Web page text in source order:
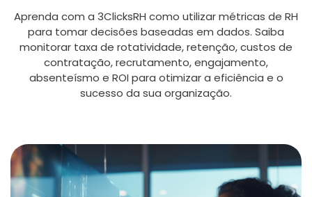
Aprenda com a 3ClicksRH como utilizar métricas de RH
para tomar decisões baseadas em dados. Saiba
monitorar taxa de rotatividade, retenção, custos de
contratação, recrutamento, engajamento,
absenteísmo e ROI para otimizar a eficiência e o
sucesso da sua organização.